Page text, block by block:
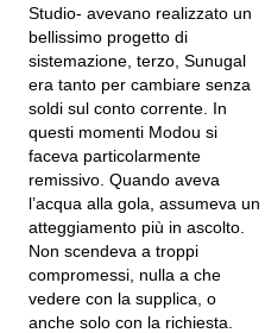
Studio- avevano realizzato un
bellissimo progetto di
sistemazione, terzo, Sunugal
era tanto per cambiare senza
soldi sul conto corrente. In
questi momenti Modou si
faceva particolarmente
remissivo. Quando aveva
l’acqua alla gola, assumeva un
atteggiamento più in ascolto.
Non scendeva a troppi
compromessi, nulla a che
vedere con la supplica, o
anche solo con la richiesta.